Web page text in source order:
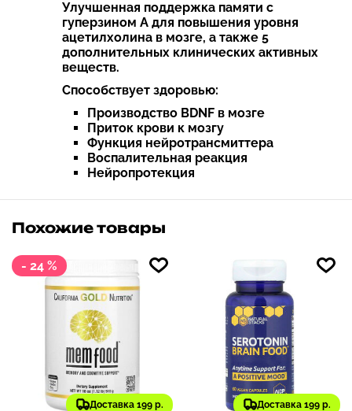
Улучшенная поддержка памяти с
гуперзином А для повышения уровня
ацетилхолина в мозге, а также 5
дополнительных клинических активных
веществ.
Способствует здоровью:
Производство BDNF в мозге
Приток крови к мозгу
Функция нейротрансмиттера
Воспалительная реакция
Нейропротекция
Похожие товары
- 24 %
Доставка 199 р. Доставка 199 р.